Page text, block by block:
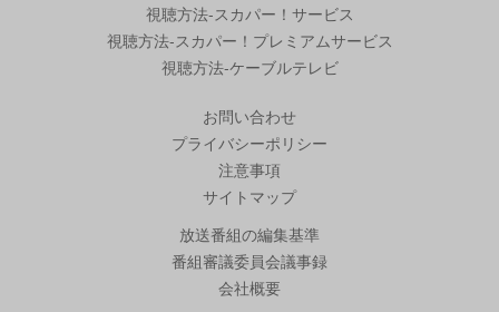
視聴方法-スカパー！サービス
視聴方法-スカパー！プレミアムサービス
視聴方法-ケーブルテレビ
お問い合わせ
プライバシーポリシー
注意事項
サイトマップ
放送番組の編集基準
番組審議委員会議事録
会社概要